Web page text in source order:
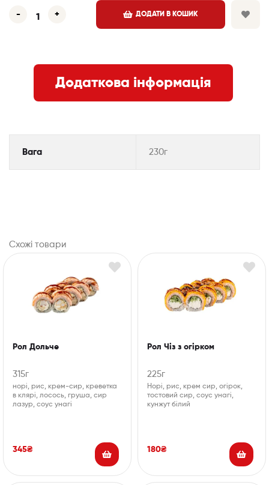
- + ДОДАТИ В КОШИК
Додаткова інформація
Вага 230г
Схожі товари
Рол Дольче
315г
норі, рис, крем-сир, креветка
в клярі, лосось, груша, сир
лазур, соус унагі
345₴
Рол Чіз з огірком
225г
Норі, рис, крем сир, огірок,
тостовий сир, соус унагі,
кунжут білий
180₴